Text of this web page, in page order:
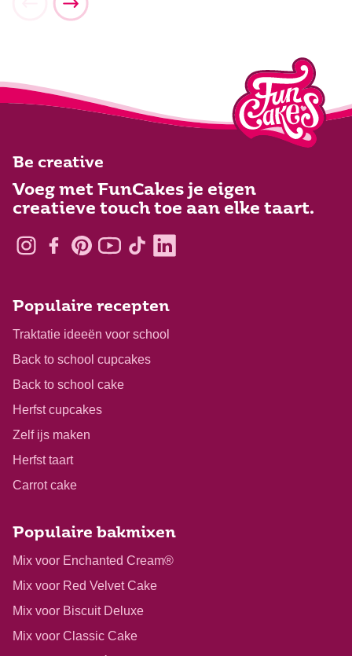
Be creative
Voeg met FunCakes je eigen
creatieve touch toe aan elke taart.
Populaire recepten
Traktatie ideeën voor school
Back to school cupcakes
Back to school cake
Herfst cupcakes
Zelf ijs maken
Herfst taart
Carrot cake
Populaire bakmixen
Mix voor Enchanted Cream®
Mix voor Red Velvet Cake
Mix voor Biscuit Deluxe
Mix voor Classic Cake